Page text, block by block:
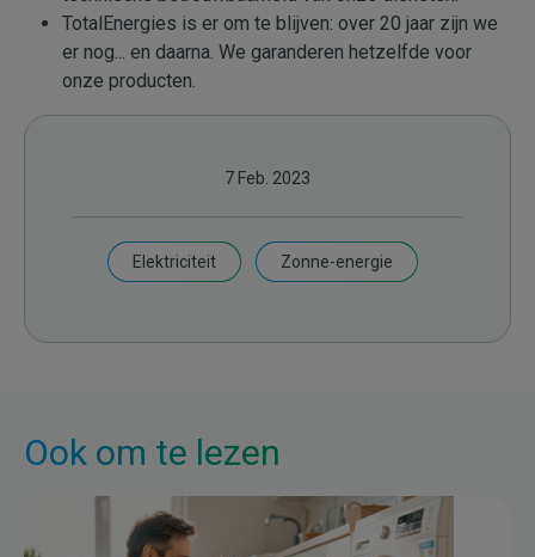
TotalEnergies is er om te blijven: over 20 jaar zijn we
er nog... en daarna. We garanderen hetzelfde voor
onze producten.
7 Feb. 2023
Elektriciteit Zonne-energie
Ook om te lezen